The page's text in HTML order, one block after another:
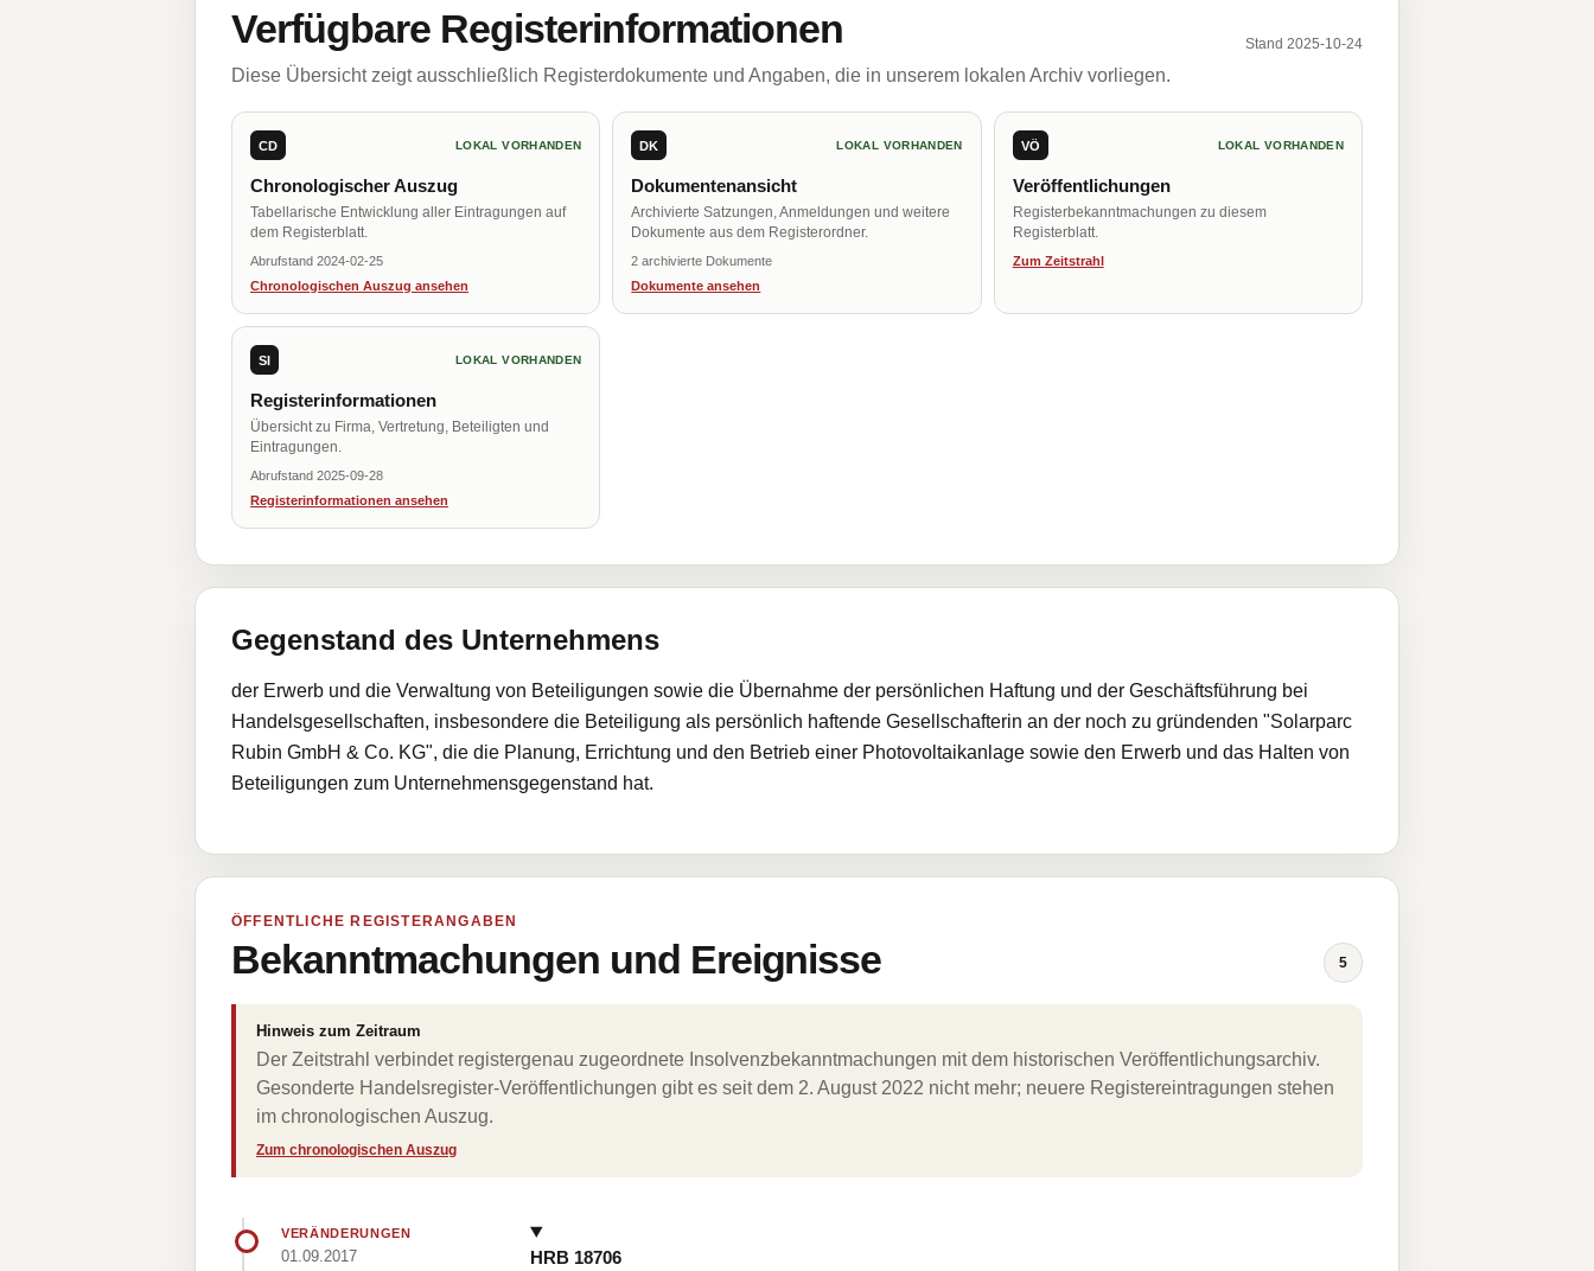
Verfügbare Registerinformationen Stand 2025-10-24
Diese Übersicht zeigt ausschließlich Registerdokumente und Angaben, die in unserem lokalen Archiv vorliegen.
CD LOKAL VORHANDEN
Chronologischer Auszug
Tabellarische Entwicklung aller Eintragungen auf
dem Registerblatt.
Abrufstand 2024-02-25
Chronologischen Auszug ansehen
DK LOKAL VORHANDEN
Dokumentenansicht
Archivierte Satzungen, Anmeldungen und weitere
Dokumente aus dem Registerordner.
2 archivierte Dokumente
Dokumente ansehen
VÖ LOKAL VORHANDEN
Veröffentlichungen
Registerbekanntmachungen zu diesem
Registerblatt.
Zum Zeitstrahl
SI LOKAL VORHANDEN
Registerinformationen
Übersicht zu Firma, Vertretung, Beteiligten und
Eintragungen.
Abrufstand 2025-09-28
Registerinformationen ansehen
Gegenstand des Unternehmens
der Erwerb und die Verwaltung von Beteiligungen sowie die Übernahme der persönlichen Haftung und der Geschäftsführung bei
Handelsgesellschaften, insbesondere die Beteiligung als persönlich haftende Gesellschafterin an der noch zu gründenden "Solarparc
Rubin GmbH & Co. KG", die die Planung, Errichtung und den Betrieb einer Photovoltaikanlage sowie den Erwerb und das Halten von
Beteiligungen zum Unternehmensgegenstand hat.
ÖFFENTLICHE REGISTERANGABEN
Bekanntmachungen und Ereignisse 5
Hinweis zum Zeitraum
Der Zeitstrahl verbindet registergenau zugeordnete Insolvenzbekanntmachungen mit dem historischen Veröffentlichungsarchiv.
Gesonderte Handelsregister-Veröffentlichungen gibt es seit dem 2. August 2022 nicht mehr; neuere Registereintragungen stehen
im chronologischen Auszug.
Zum chronologischen Auszug
VERÄNDERUNGEN
01.09.2017 HRB 18706